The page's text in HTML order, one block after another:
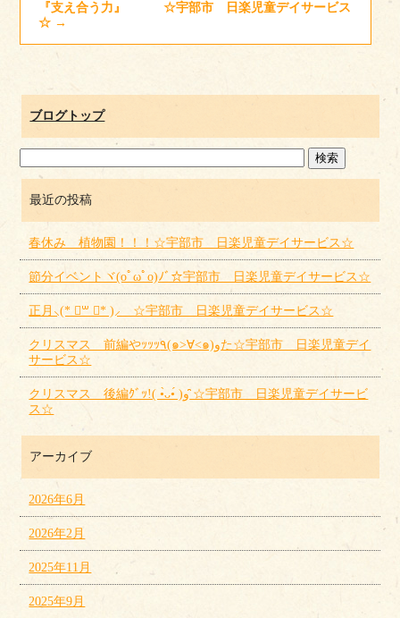
『支え合う力』 ☆宇部市 日楽児童デイサービス
☆ →
ブログトップ
最近の投稿
春休み 植物園！！！☆宇部市 日楽児童デイサービス☆
節分イベントヾ(oﾟωﾟo)ﾉﾞ☆宇部市 日楽児童デイサービス☆
正月⸜(* ॑꒳ ॑* )⸝ ☆宇部市 日楽児童デイサービス☆
クリスマス 前編やｯｯｯ٩(๑>∀<๑)وた☆宇部市 日楽児童デイ
サービス☆
クリスマス 後編ｸﾞｯ!( •̀ᴗ•́ )و ̑̑☆宇部市 日楽児童デイサービ
ス☆
アーカイブ
2026年6月
2026年2月
2025年11月
2025年9月